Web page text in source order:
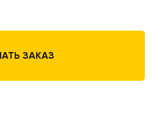
ЗАКАЗ